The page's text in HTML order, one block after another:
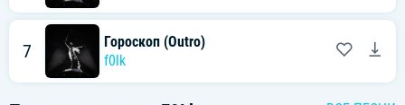
7
Гороскоп (Outro)
f0lk